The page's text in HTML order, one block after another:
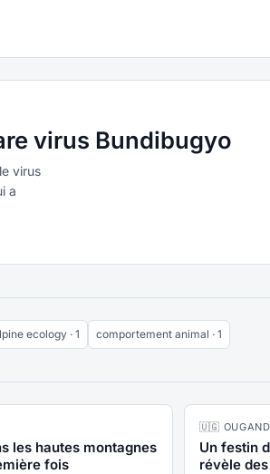
virus Bundibugyo
virus
a
ecology · 1 comportement animal · 1
les hautes montagnes
fois
🇺🇬
Un festin
révèle